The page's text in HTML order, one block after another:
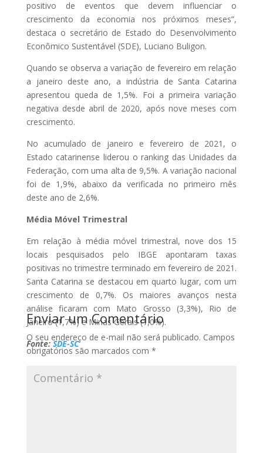
positivo de eventos que devem influenciar o
crescimento da economia nos próximos meses”,
destaca o secretário de Estado do Desenvolvimento
Econômico Sustentável (SDE), Luciano Buligon.
Quando se observa a variação de fevereiro em relação
a janeiro deste ano, a indústria de Santa Catarina
apresentou queda de 1,5%. Foi a primeira variação
negativa desde abril de 2020, após nove meses com
crescimento.
No acumulado de janeiro e fevereiro de 2021, o
Estado catarinense liderou o ranking das Unidades da
Federação, com uma alta de 9,5%. A variação nacional
foi de 1,9%, abaixo da verificada no primeiro mês
deste ano de 2,6%.
Média Móvel Trimestral
Em relação à média móvel trimestral, nove dos 15
locais pesquisados pelo IBGE apontaram taxas
positivas no trimestre terminado em fevereiro de 2021.
Santa Catarina se destacou em quarto lugar, com um
crescimento de 0,7%. Os maiores avanços nesta
análise ficaram com Mato Grosso (3,3%), Rio de
Janeiro (1,7%) e Minas Gerais (1,0%).
Fonte:SDE-SC
Enviar um Comentário
O seu endereço de e-mail não será publicado. Campos
obrigatórios são marcados com *